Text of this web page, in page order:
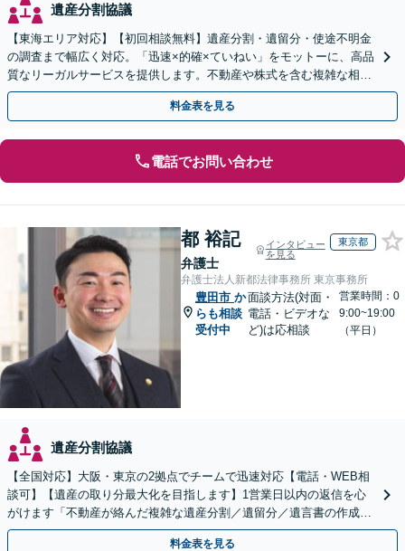
遺産分割協議
【東海エリア対応】【初回相談無料】遺産分割・遺留分・使途不明金
の調査まで幅広く対応。「迅速×的確×ていねい」をモットーに、高品
質なリーガルサービスを提供します。不動産や株式を含む複雑な相続
もお任せください【休日・夜間対応OK】
料金表を見る
電話でお問い合わせ
都 裕記
弁護士
インタビュー
を見る
東京都
弁護士法人新都法律事務所 東京事務所
豊田市 か
らも相談
受付中
面談方法(対面・
電話・ビデオな
ど)は応相談
営業時間：0
9:00~19:00
（平日）
遺産分割協議
【全国対応】大阪・東京の2拠点でチームで迅速対応【電話・WEB相
談可】【遺産の取り分最大化を目指します】1営業日以内の返信を心
がけます「不動産が絡んだ複雑な遺産分割／遺留分／遺言書の作成・
執行／事業承継など、お任せください」【休日相談あり】
料金表を見る